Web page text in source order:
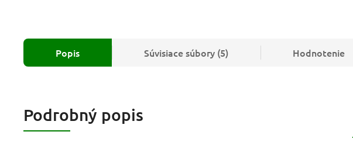
Popis Súvisiace súbory (5) Hodnotenie
Podrobný popis